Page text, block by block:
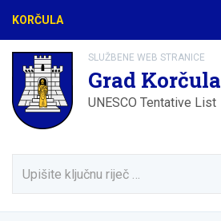
KORČULA
SLUŽBENE WEB STRANICE
Grad Korčula
UNESCO Tentative List